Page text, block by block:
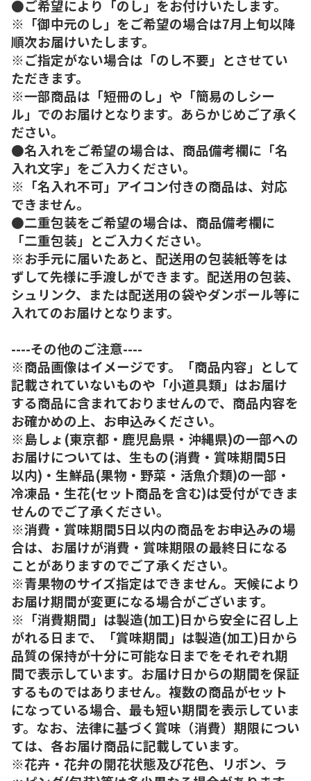
●ご希望により「のし」をお付けいたします。
※「御中元のし」をご希望の場合は7月上旬以降
順次お届けいたします。
※ご指定がない場合は「のし不要」とさせてい
ただきます。
※一部商品は「短冊のし」や「簡易のしシー
ル」でのお届けとなります。あらかじめご了承く
ださい。
●名入れをご希望の場合は、商品備考欄に「名
入れ文字」をご入力ください。
※「名入れ不可」アイコン付きの商品は、対応
できません。
●二重包装をご希望の場合は、商品備考欄に
「二重包装」とご入力ください。
※お手元に届いたあと、配送用の包装紙等をは
ずして先様に手渡しができます。配送用の包装、
シュリンク、または配送用の袋やダンボール等に
入れてのお届けとなります。
----その他のご注意----
※商品画像はイメージです。「商品内容」として
記載されていないものや「小道具類」はお届け
する商品に含まれておりませんので、商品内容を
お確かめの上、お申込みください。
※島しょ(東京都・鹿児島県・沖縄県)の一部への
お届けについては、生もの(消費・賞味期間5日
以内)・生鮮品(果物・野菜・活魚介類)の一部・
冷凍品・生花(セット商品を含む)は受付ができま
せんのでご了承ください。
※消費・賞味期間5日以内の商品をお申込みの場
合は、お届けが消費・賞味期限の最終日になる
ことがありますのでご了承ください。
※青果物のサイズ指定はできません。天候により
お届け期間が変更になる場合がございます。
※「消費期間」は製造(加工)日から安全に召し上
がれる日まで、「賞味期間」は製造(加工)日から
品質の保持が十分に可能な日までをそれぞれ期
間で表示しています。お届け日からの期間を保証
するものではありません。複数の商品がセット
になっている場合、最も短い期間を表示していま
す。なお、法律に基づく賞味（消費）期限につい
ては、各お届け商品に記載しています。
※花卉・花弁の開花状態及び花色、リボン、ラ